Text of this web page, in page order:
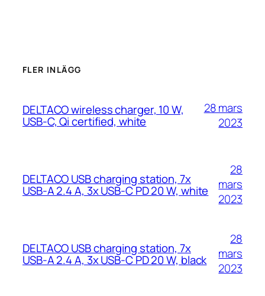
FLER INLÄGG
DELTACO wireless charger, 10 W,
USB-C, Qi certified, white
28 mars
2023
DELTACO USB charging station, 7x
USB-A 2.4 A, 3x USB-C PD 20 W, white
28
mars
2023
DELTACO USB charging station, 7x
USB-A 2.4 A, 3x USB-C PD 20 W, black
28
mars
2023